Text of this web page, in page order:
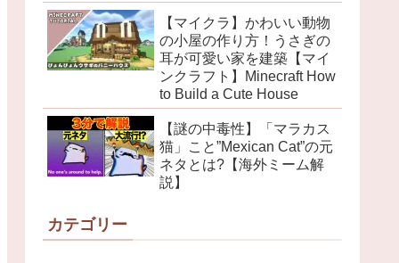
【マイクラ】かわいい動物
の小屋の作り方！うさぎの
耳が可愛い家を建築【マイ
ンクラフト】Minecraft How
to Build a Cute House
【謎の中毒性】「マラカス
猫」こと”Mexican Cat”の元
ネタとは?【海外ミーム解
説】
カテゴリー